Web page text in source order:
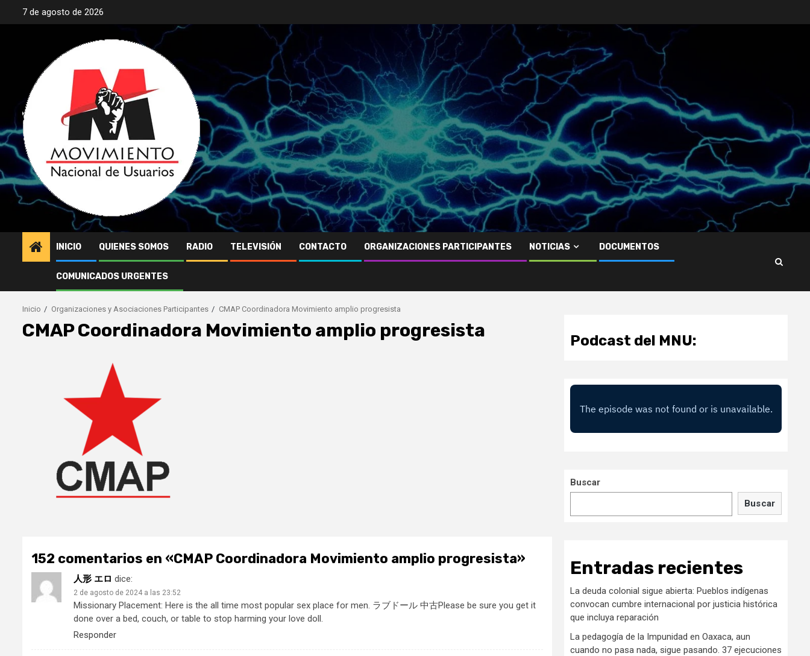
7 de agosto de 2026
INICIO QUIENES SOMOS RADIO TELEVISIÓN CONTACTO ORGANIZACIONES PARTICIPANTES NOTICIAS DOCUMENTOS
COMUNICADOS URGENTES
Inicio Organizaciones y Asociaciones Participantes CMAP Coordinadora Movimiento amplio progresista
CMAP Coordinadora Movimiento amplio progresista
152 comentarios en «CMAP Coordinadora Movimiento amplio progresista»
人形 エロ dice:
2 de agosto de 2024 a las 23:52
Missionary Placement: Here is the all time most popular sex place for men. ラブドール 中古Please be sure you get it
done over a bed, couch, or table to stop harming your love doll.
Responder
Podcast del MNU:
Buscar
Buscar
Entradas recientes
La deuda colonial sigue abierta: Pueblos indígenas
convocan cumbre internacional por justicia histórica
que incluya reparación
La pedagogía de la Impunidad en Oaxaca, aun
cuando no pasa nada, sigue pasando. 37 ejecuciones